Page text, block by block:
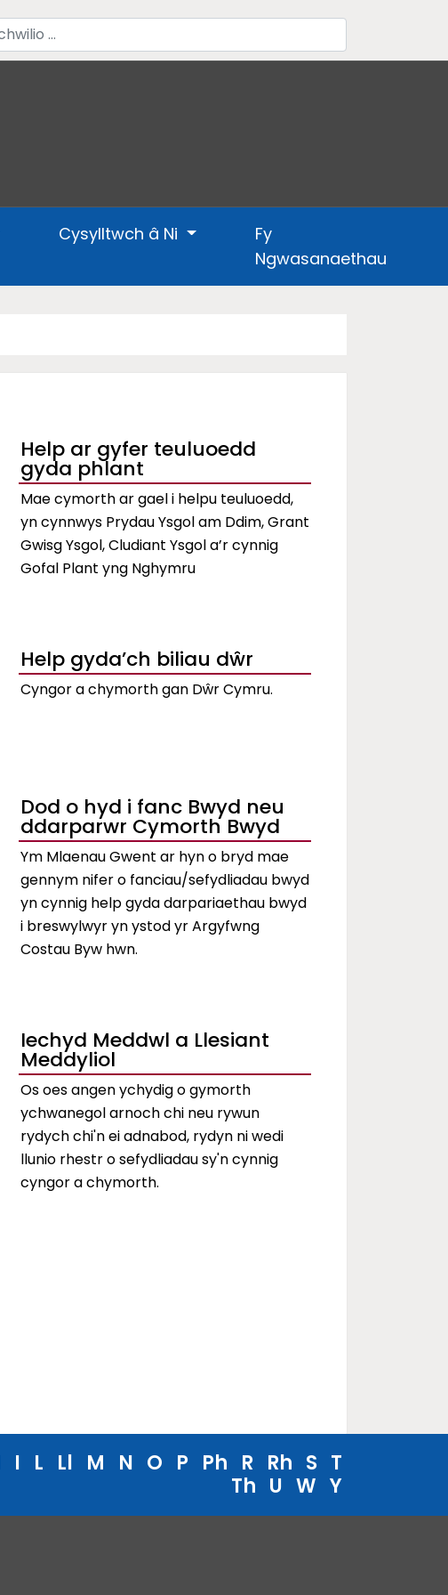
Cysylltwch â Ni
Fy
Ngwasanaethau
Help ar gyfer teuluoedd
gyda phlant
Mae cymorth ar gael i helpu teuluoedd,
yn cynnwys Prydau Ysgol am Ddim, Grant
Gwisg Ysgol, Cludiant Ysgol a’r cynnig
Gofal Plant yng Nghymru
Help gyda’ch biliau dŵr
Cyngor a chymorth gan Dŵr Cymru.
Dod o hyd i fanc Bwyd neu
ddarparwr Cymorth Bwyd
Ym Mlaenau Gwent ar hyn o bryd mae
gennym nifer o fanciau/sefydliadau bwyd
yn cynnig help gyda darpariaethau bwyd
i breswylwyr yn ystod yr Argyfwng
Costau Byw hwn.
Iechyd Meddwl a Llesiant
Meddyliol
Os oes angen ychydig o gymorth
ychwanegol arnoch chi neu rywun
rydych chi'n ei adnabod, rydyn ni wedi
llunio rhestr o sefydliadau sy'n cynnig
cyngor a chymorth.
I L Ll M N O P Ph R Rh S T
Th U W Y